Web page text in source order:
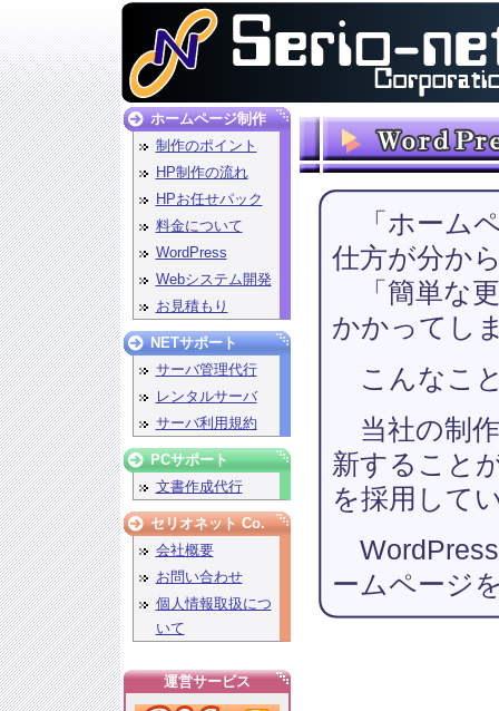
ホームページ制作
制作のポイント
HP制作の流れ
HPお任せパック
料金について
WordPress
Webシステム開発
お見積もり
NETサポート
サーバ管理代行
レンタルサーバ
サーバ利用規約
PCサポート
文書作成代行
セリオネット Co.
会社概要
お問い合わせ
個人情報取扱につ
いて
運営サービス
「ホーム
仕方が分か
「簡単な
かかってし
こんなこ
当社の制
新すること
を採用して
ームページ